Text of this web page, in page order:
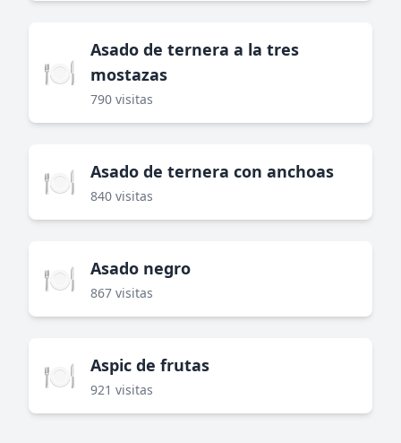
🍽️
Asado de ternera a la tres
mostazas
790 visitas
🍽️ Asado de ternera con anchoas
840 visitas
🍽️ Asado negro
867 visitas
🍽️ Aspic de frutas
921 visitas